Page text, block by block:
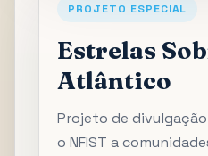
PROJETO ESPECIAL
Estrelas
Atlântico
Projeto de
o NFIST a